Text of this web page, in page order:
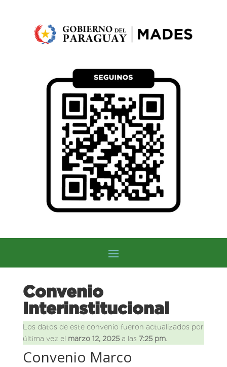
Convenio
Interinstitucional
Los datos de este convenio fueron actualizados por
última vez el marzo 12, 2025a las 7:25 pm.
Convenio Marco